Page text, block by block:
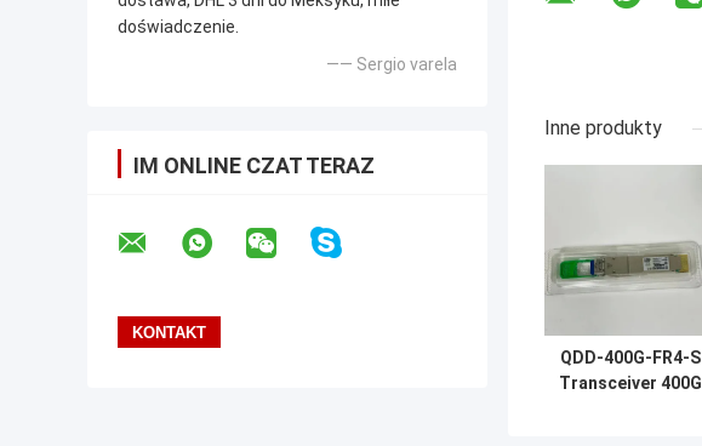
doświadczenie.
—— Sergio varela
IM ONLINE CZAT TERAZ
Inne produkty
QDD-400G-FR4-S
Transceiver 400G